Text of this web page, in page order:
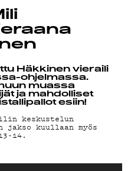
Häkkinen vieraili
ohjelmassa.
muassa
ja mahdolliset
esiin!
keskustelun
jakso kuullaan myös
14.